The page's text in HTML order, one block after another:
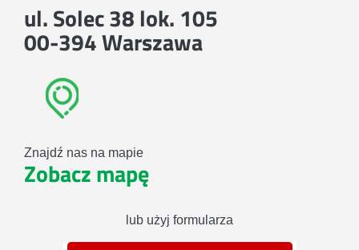
ul. Solec 38 lok. 105
00-394 Warszawa
Znajdź nas na mapie
Zobacz mapę
lub użyj formularza